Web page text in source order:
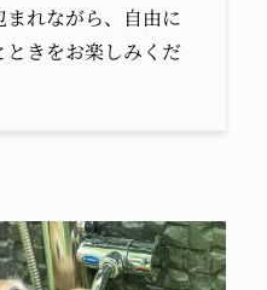
れながら、自由に
きをお楽しみくだ